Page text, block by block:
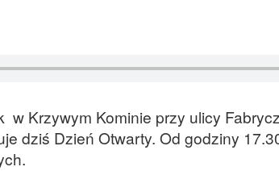
Krzywym Kominie przy ulicy
dziś Dzień Otwarty. Od godziny